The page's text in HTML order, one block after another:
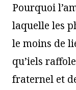
Pourquoi
laquelle les
le moins de
qu’iels
fraternel et